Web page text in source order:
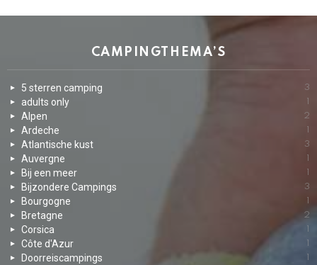
CAMPINGTHEMA’S
5 sterren camping 3
adults only
Alpen 2
Ardeche
Atlantische kust 3
Auvergne
Bij een meer
Bijzondere Campings 3
Bourgogne
Bretagne 2
Corsica
Côte d'Azur
Doorreiscampings